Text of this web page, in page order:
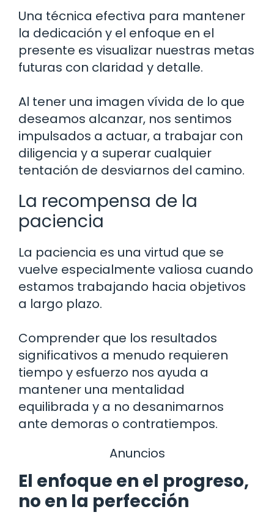
Una técnica efectiva para mantener
la dedicación y el enfoque en el
presente es visualizar nuestras metas
futuras con claridad y detalle.
Al tener una imagen vívida de lo que
deseamos alcanzar, nos sentimos
impulsados a actuar, a trabajar con
diligencia y a superar cualquier
tentación de desviarnos del camino.
La recompensa de la
paciencia
La paciencia es una virtud que se
vuelve especialmente valiosa cuando
estamos trabajando hacia objetivos
a largo plazo.
Comprender que los resultados
significativos a menudo requieren
tiempo y esfuerzo nos ayuda a
mantener una mentalidad
equilibrada y a no desanimarnos
ante demoras o contratiempos.
Anuncios
El enfoque en el progreso,
no en la perfección